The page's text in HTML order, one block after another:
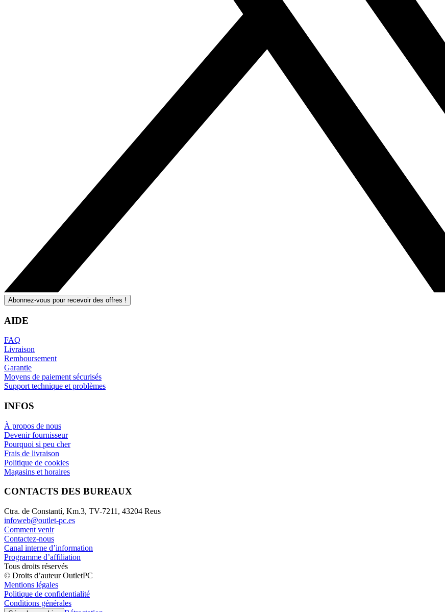
Abonnez-vous pour recevoir des offres !
AIDE
FAQ
Livraison
Remboursement
Garantie
Moyens de paiement sécurisés
Support technique et problèmes
INFOS
À propos de nous
Devenir fournisseur
Pourquoi si peu cher
Frais de livraison
Politique de cookies
Magasins et horaires
CONTACTS DES BUREAUX
Ctra. de Constantí, Km.3, TV-7211, 43204 Reus
infoweb@outlet-pc.es
Comment venir
Contactez-nous
Canal interne d’information
Programme d’affiliation
Tous droits réservés
© Droits d’auteur OutletPC
Mentions légales
Politique de confidentialité
Conditions générales